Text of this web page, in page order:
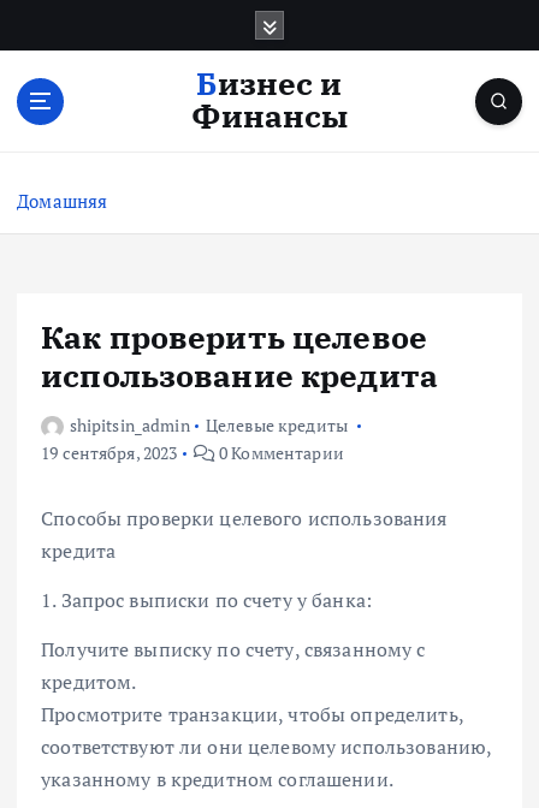
с
Бизнес и
Финансы
Домашняя
Как проверить целевое
использование кредита
shipitsin_admin
Целевые кредиты
19 сентября, 2023
0 Комментарии
Способы проверки целевого использования
кредита
1. Запрос выписки по счету у банка:
Получите выписку по счету, связанному с
кредитом.
Просмотрите транзакции, чтобы определить,
соответствуют ли они целевому использованию,
указанному в кредитном соглашении.